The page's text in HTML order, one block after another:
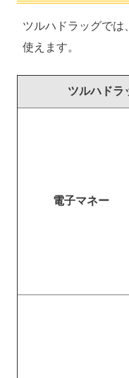
ツルハドラッグでは
使えます。
ツルハドラ
電子マネー